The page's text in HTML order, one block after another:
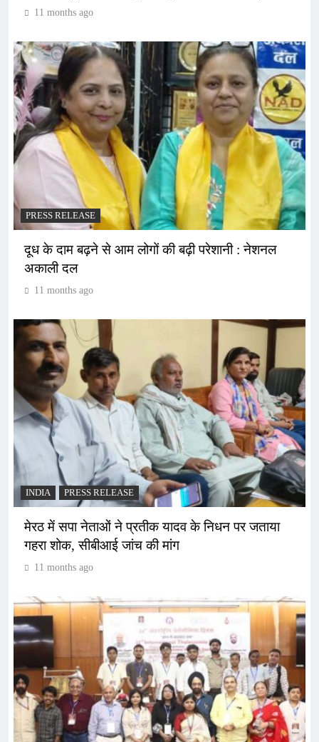
11 months ago
PRESS RELEASE
दूध के दाम बढ़ने से आम लोगों की बढ़ी परेशानी : नेशनल
अकाली दल
11 months ago
INDIA PRESS RELEASE
मेरठ में सपा नेताओं ने प्रतीक यादव के निधन पर जताया
गहरा शोक, सीबीआई जांच की मांग
11 months ago